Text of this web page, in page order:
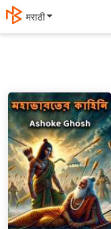
मराठी